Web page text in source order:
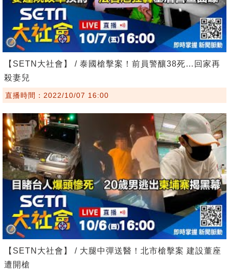
【SETN大社會】 / 泰國槍擊案！前員警釀38死…回家再
殺妻兒
直播時間：2022/10/07 16:00
【SETN大社會】 / 大腿中彈送醫！北市槍擊案 建設董座
遭開槍